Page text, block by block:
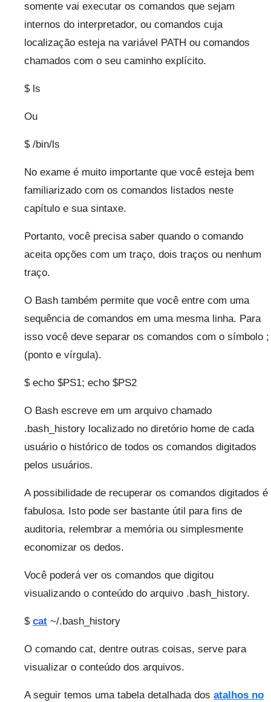
somente vai executar os comandos que sejam
internos do interpretador, ou comandos cuja
localização esteja na variável PATH ou comandos
chamados com o seu caminho explícito.
$ ls
Ou
$ /bin/ls
No exame é muito importante que você esteja bem
familiarizado com os comandos listados neste
capítulo e sua sintaxe.
Portanto, você precisa saber quando o comando
aceita opções com um traço, dois traços ou nenhum
traço.
O Bash também permite que você entre com uma
sequência de comandos em uma mesma linha. Para
isso você deve separar os comandos com o símbolo ;
(ponto e vírgula).
$ echo $PS1; echo $PS2
O Bash escreve em um arquivo chamado
.bash_history localizado no diretório home de cada
usuário o histórico de todos os comandos digitados
pelos usuários.
A possibilidade de recuperar os comandos digitados é
fabulosa. Isto pode ser bastante útil para fins de
auditoria, relembrar a memória ou simplesmente
economizar os dedos.
Você poderá ver os comandos que digitou
visualizando o conteúdo do arquivo .bash_history.
$ cat ~/.bash_history
O comando cat, dentre outras coisas, serve para
visualizar o conteúdo dos arquivos.
A seguir temos uma tabela detalhada dos atalhos no